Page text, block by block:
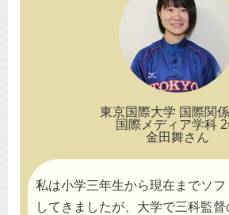
東京国際大学 国際関
国際メディア学科
金田舞さん
私は小学三年生から現在までソ
してきましたが、大学で三科監督